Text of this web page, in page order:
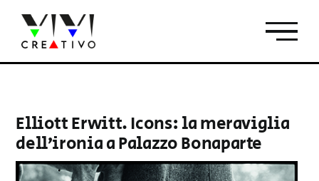
contenuto
Elliott Erwitt. Icons: la meraviglia
dell’ironia a Palazzo Bonaparte